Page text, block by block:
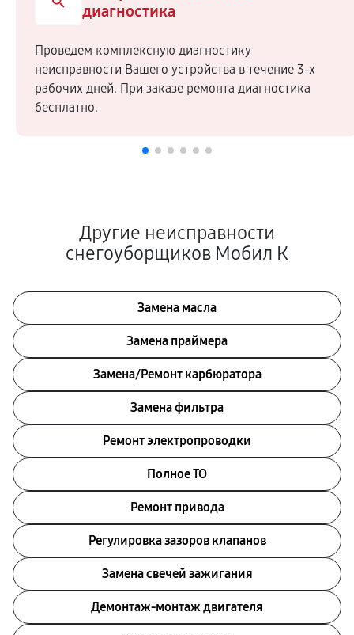
диагностика
Проведем комплексную диагностику
неисправности Вашего устройства в течение 3-х
рабочих дней. При заказе ремонта диагностика
бесплатно.
Другие неисправности
снегоуборщиков Мобил К
Замена масла
Замена праймера
Замена/Pемонт карбюратора
Замена фильтра
Ремонт электропроводки
Полное ТО
Ремонт привода
Регулировка зазоров клапанов
Замена свечей зажигания
Демонтаж-монтаж двигателя